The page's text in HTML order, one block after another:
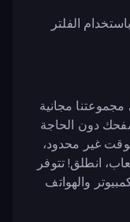
الفلتر
مجانية
دون الحاجة
غير محدود،
انطلق! تتوفر
والهواتف